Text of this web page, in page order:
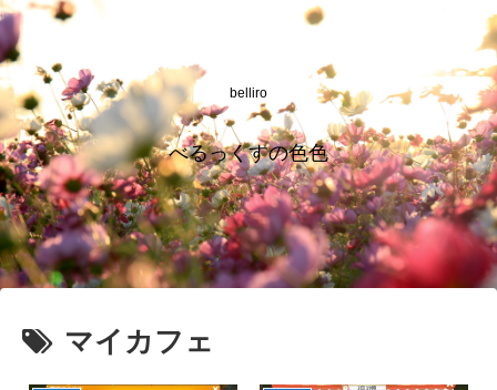
belliro
べるっくすの色色
マイカフェ